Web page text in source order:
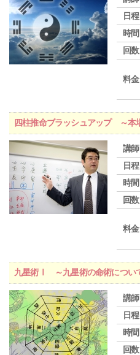
日程
時間
回数
料金
四柱推命ブラッシュアップ ～本
講師
日程
時間
回数
料金
九星術Ⅰ ～九星術の命術につい
講師
日程
時間
回数